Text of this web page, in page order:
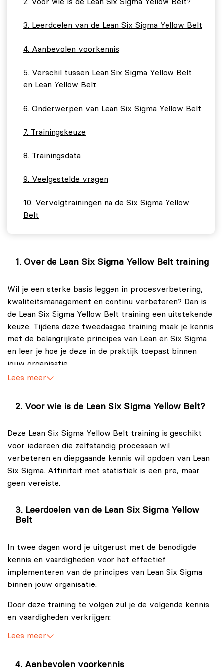
Voor wie is de Lean Six Sigma Yellow Belt?
Leerdoelen van de Lean Six Sigma Yellow Belt
Aanbevolen voorkennis
Verschil tussen Lean Six Sigma Yellow Belt
en Lean Yellow Belt
Onderwerpen van Lean Six Sigma Yellow Belt
Trainingskeuze
Trainingsdata
Veelgestelde vragen
Vervolgtrainingen na de Six Sigma Yellow
Belt
Over de Lean Six Sigma Yellow Belt training
Wil je een sterke basis leggen in procesverbetering,
kwaliteitsmanagement en continu verbeteren? Dan is
de Lean Six Sigma Yellow Belt training een uitstekende
keuze. Tijdens deze tweedaagse training maak je kennis
met de belangrijkste principes van Lean en Six Sigma
en leer je hoe je deze in de praktijk toepast binnen
jouw organisatie.
afdeling, productielijn of specifiek proces. Denk hierbij
van kwaliteit en het efficiënter inrichten van
werkzaamheden. Je leert onder andere hoe je 5S
werkplekorganisatie toepast, hoe Visueel Management
kan bijdragen aan overzicht en structuur, en hoe je
werkprocessen helpt verbeteren. Ook neem je deel
teams.
aanpak en de PDCA-cyclus gericht werkt aan continue
verbetering. Daarnaast krijg je inzicht in de
basisprincipes van Six Sigma en leer je hoe data en
analyse kunnen bijdragen aan betere procesprestaties.
Je maakt onder meer kennis met statistische
hulpmiddelen en de rol die deze spelen binnen
bij te dragen aan kleinschalige verbeterinitiatieven en
Lees meer
Voor wie is de Lean Six Sigma Yellow Belt?
Deze Lean Six Sigma Yellow Belt training is geschikt
voor iedereen die zelfstandig processen wil
verbeteren en diepgaande kennis wil opdoen van Lean
Six Sigma. Affiniteit met statistiek is een pre, maar
geen vereiste.
Leerdoelen van de Lean Six Sigma Yellow
Belt
In twee dagen word je uitgerust met de benodigde
kennis en vaardigheden voor het effectief
implementeren van de principes van Lean Six Sigma
binnen jouw organisatie.
Door deze training te volgen zul je de volgende kennis
en vaardigheden verkrijgen:
De basis van continu verbeteren.
inclusief de geschiedenis van continue
Lees meer
Aanbevolen voorkennis